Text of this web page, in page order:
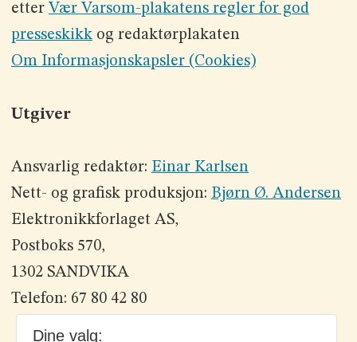
etter Vær Varsom-plakatens regler for god
presseskikkog redaktørplakaten
Om Informasjonskapsler (Cookies)
Utgiver
Ansvarlig redaktør: Einar Karlsen
Nett- og grafisk produksjon: Bjørn Ø. Andersen
Elektronikkforlaget AS,
Postboks 570,
1302 SANDVIKA
Telefon: 67 80 42 80
Dine valg: